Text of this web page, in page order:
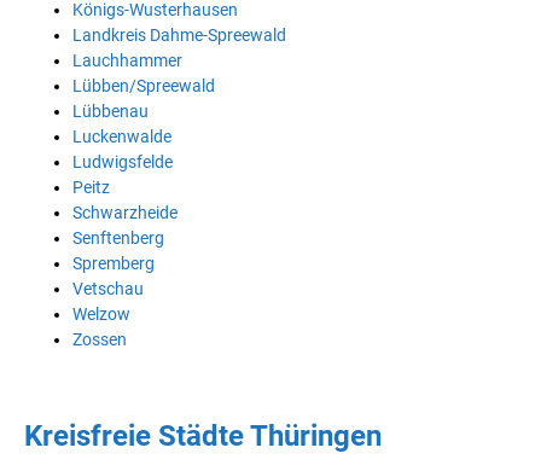
Königs-Wusterhausen
Landkreis Dahme-Spreewald
Lauchhammer
Lübben/Spreewald
Lübbenau
Luckenwalde
Ludwigsfelde
Peitz
Schwarzheide
Senftenberg
Spremberg
Vetschau
Welzow
Zossen
Kreisfreie Städte Thüringen